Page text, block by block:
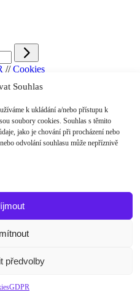
Souhlas
k ukládání a/nebo přístupu k
soubory cookies. Souhlas s těmito
jako je chování při procházení nebo
odvolání souhlasu může nepříznivě
předvolby
GDPR
// Cookies
Potřebujete poradit?